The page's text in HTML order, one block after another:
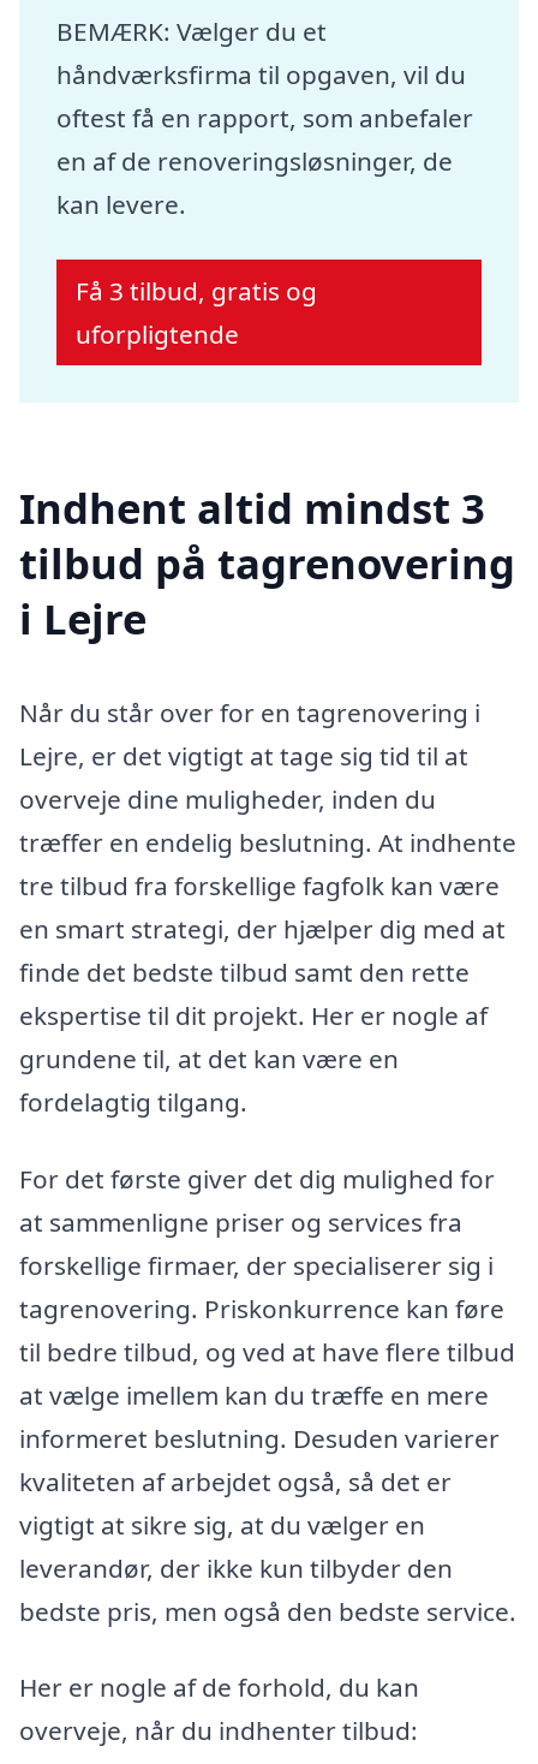
BEMÆRK: Vælger du et
håndværksfirma til opgaven, vil du
oftest få en rapport, som anbefaler
en af de renoveringsløsninger, de
kan levere.
Få 3 tilbud, gratis og
uforpligtende
Indhent altid mindst 3
tilbud på tagrenovering
i Lejre
Når du står over for en tagrenovering i
Lejre, er det vigtigt at tage sig tid til at
overveje dine muligheder, inden du
træffer en endelig beslutning. At indhente
tre tilbud fra forskellige fagfolk kan være
en smart strategi, der hjælper dig med at
finde det bedste tilbud samt den rette
ekspertise til dit projekt. Her er nogle af
grundene til, at det kan være en
fordelagtig tilgang.
For det første giver det dig mulighed for
at sammenligne priser og services fra
forskellige firmaer, der specialiserer sig i
tagrenovering. Priskonkurrence kan føre
til bedre tilbud, og ved at have flere tilbud
at vælge imellem kan du træffe en mere
informeret beslutning. Desuden varierer
kvaliteten af arbejdet også, så det er
vigtigt at sikre sig, at du vælger en
leverandør, der ikke kun tilbyder den
bedste pris, men også den bedste service.
Her er nogle af de forhold, du kan
overveje, når du indhenter tilbud: